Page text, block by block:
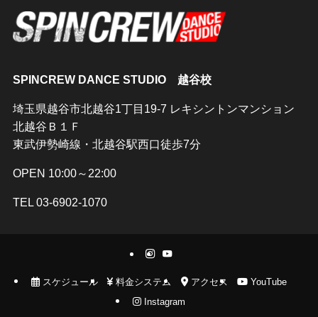
SPINCREW DANCE STUDIO 越谷校
埼玉県越谷市北越谷1丁目19-7 レキシントンマンション
北越谷Ｂ１Ｆ
東武伊勢崎線・北越谷駅西口徒歩7分
OPEN 10:00～22:00
TEL 03-6902-1070
スケジュール 料金システム アクセス
YouTube
Instagram